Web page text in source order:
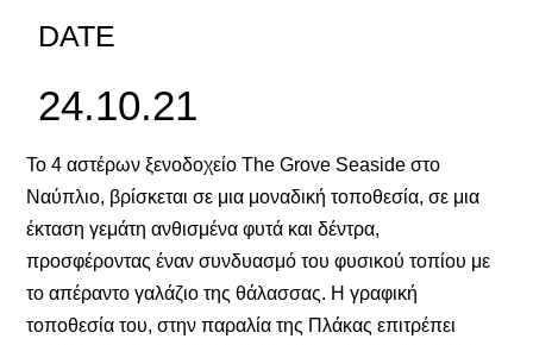
DATE
24.10.21
Το 4 αστέρων ξενοδοχείο The Grove Seaside στο
Ναύπλιο, βρίσκεται σε μια μοναδική τοποθεσία, σε μια
έκταση γεμάτη ανθισμένα φυτά και δέντρα,
προσφέροντας έναν συνδυασμό του φυσικού τοπίου με
το απέραντο γαλάζιο της θάλασσας. Η γραφική
τοποθεσία του, στην παραλία της Πλάκας επιτρέπει